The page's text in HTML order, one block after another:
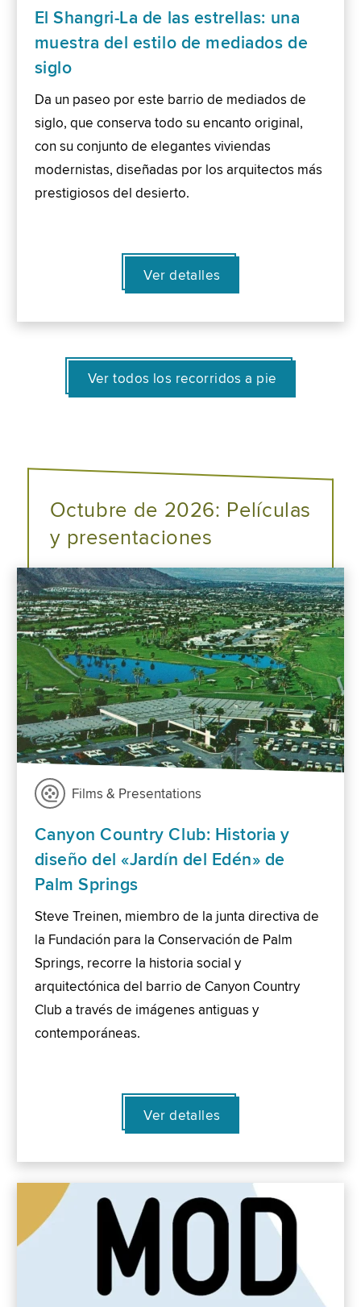
El Shangri-La de las estrellas: una
muestra del estilo de mediados de
siglo
Da un paseo por este barrio de mediados de
siglo, que conserva todo su encanto original,
con su conjunto de elegantes viviendas
modernistas, diseñadas por los arquitectos más
prestigiosos del desierto.
Ver detalles
Ver todos los recorridos a pie
Octubre de 2026: Películas
y presentaciones
Films & Presentations
Canyon Country Club: Historia y
diseño del «Jardín del Edén» de
Palm Springs
Steve Treinen, miembro de la junta directiva de
la Fundación para la Conservación de Palm
Springs, recorre la historia social y
arquitectónica del barrio de Canyon Country
Club a través de imágenes antiguas y
contemporáneas.
Ver detalles